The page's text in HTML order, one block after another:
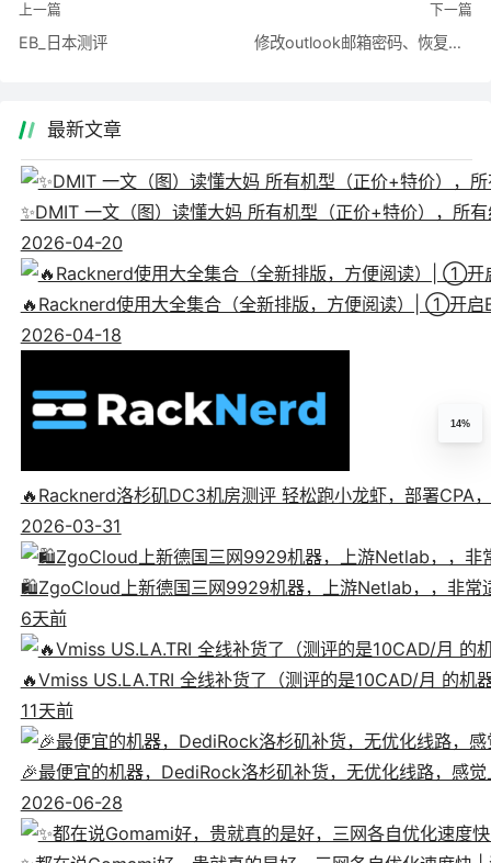
上一篇
EB_日本测评
下一篇
修改outlook邮箱密码、恢复码、备用邮箱教程
最新文章
✨DMIT 一文（图）读懂大妈 所有机型（正价+特价），所
2026-04-20
🔥Racknerd使用大全集合（全新排版，方便阅读）| ①开
2026-04-18
🔥Racknerd洛杉矶DC3机房测评 轻松跑小龙虾，部署CPA
2026-03-31
🛍️ZgoCloud上新德国三网9929机器，上游Netlab，，非常
6天前
🔥Vmiss US.LA.TRI 全线补货了（测评的是10CAD/月 的
11天前
🎉最便宜的机器，DediRock洛杉矶补货，无优化线路，感
2026-06-28
14%